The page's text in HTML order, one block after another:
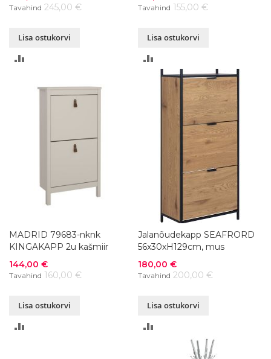
Tavahind 245,00 €
Lisa ostukorvi
Tavahind 155,00 €
Lisa ostukorvi
VÕRDLUSESSE
MADRID 79683-nknk
KINGAKAPP 2u kašmiir
Soodushind
144,00 €
Tavahind 160,00 €
Lisa ostukorvi
Jalanõudekapp SEAFRORD
56x30xH129cm, mus
Soodushind
180,00 €
Tavahind 200,00 €
Lisa ostukorvi
VÕRDLUSESSE